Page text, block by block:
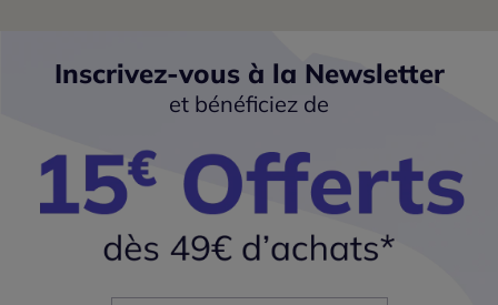
Inscrivez-vous à la Newsletter
et bénéficiez de